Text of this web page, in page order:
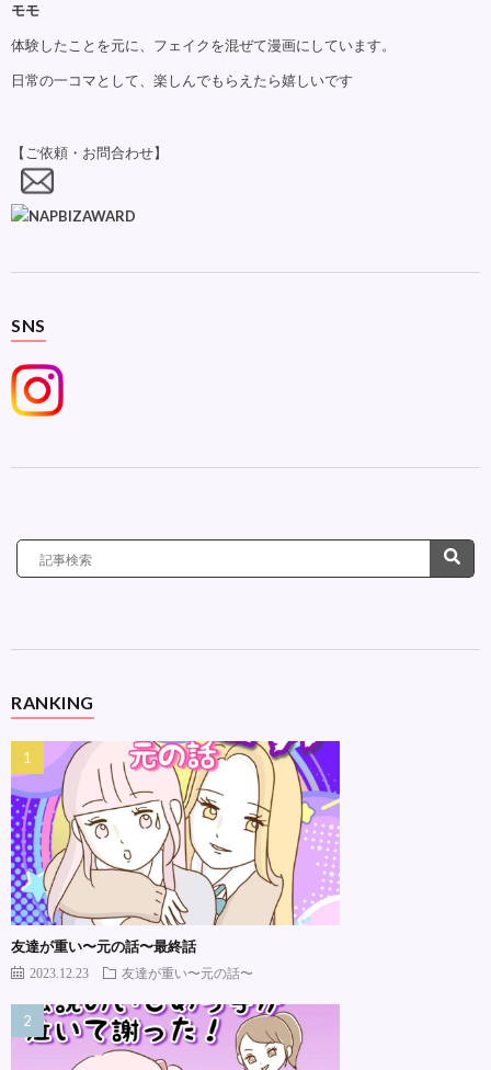
モモ
体験したことを元に、フェイクを混ぜて漫画にしています。
日常の一コマとして、楽しんでもらえたら嬉しいです
【ご依頼・お問合わせ】
SNS
RANKING
友達が重い〜元の話〜最終話
2023.12.23 友達が重い〜元の話〜